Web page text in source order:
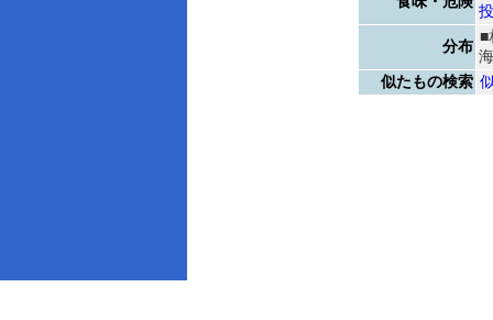
分布
■
似たもの検索